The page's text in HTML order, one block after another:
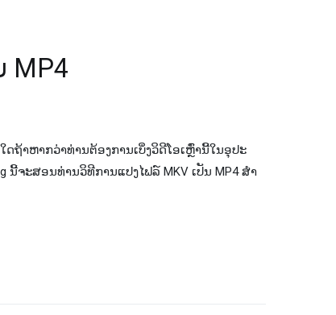
MP4​
ດ​ຖ້າ​ຫາກ​ວ່າ​ທ່ານ​ຕ້ອງ​ການ​ເບິ່ງ​ວິ​ດີ​ໂອ​ເຫຼົ່າ​ນີ້​ໃນ​ອຸ​ປະ​
ຈະສອນທ່ານວິທີການແປງໄຟລ໌ MKV ເປັນ MP4 ສໍາ